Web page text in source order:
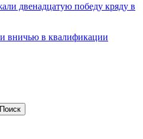
двенадцатую победу кряду в
вничью в квалификации